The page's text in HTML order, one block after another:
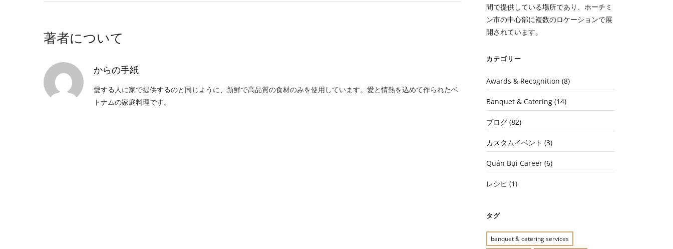
著者について
からの手紙
愛する人に家で提供するのと同じように、新鮮で高品質の食材のみを使用しています。愛と情熱を込めて作られたベ
トナムの家庭料理です。
間で提供している場所であり、ホーチミ
ン市の中心部に複数のロケーションで展
開されています。
カテゴリー
Awards & Recognition (8)
Banquet & Catering (14)
ブログ (82)
カスタムイベント (3)
Quán Bụi Career (6)
レシピ (1)
タグ
banquet & catering services